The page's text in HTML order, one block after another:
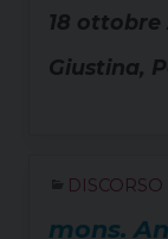
18 ottobre
Giustina,
DISCORSO
mons.